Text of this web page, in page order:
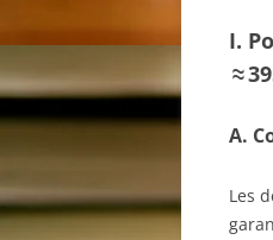
I.
≈
A.
Les